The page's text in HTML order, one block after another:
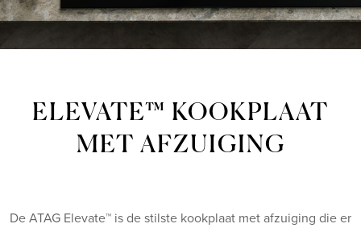
ELEVATE™ KOOKPLAAT
MET AFZUIGING
De ATAG Elevate™ is de stilste kookplaat met afzuiging die er